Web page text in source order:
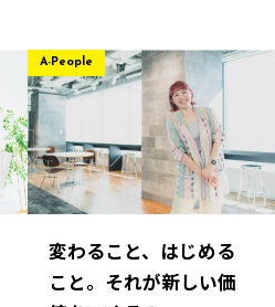
変わること、はじめる
こと。それが新しい価
A-People